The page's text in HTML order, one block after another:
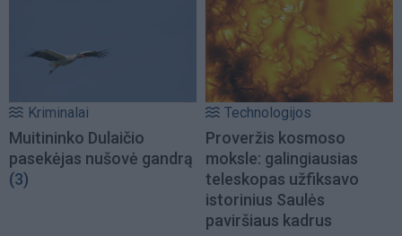
Kriminalai
Muitininko Dulaičio
pasekėjas nušovė gandrą
(3)
Technologijos
Proveržis kosmoso
moksle: galingiausias
teleskopas užfiksavo
istorinius Saulės
paviršiaus kadrus